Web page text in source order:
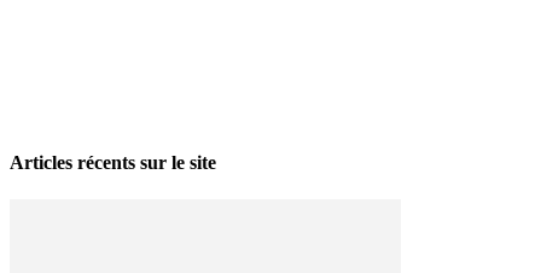
Articles récents sur le site